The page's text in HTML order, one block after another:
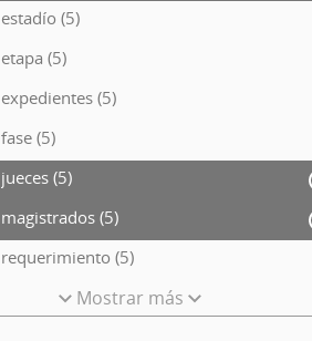
estadío (5)
etapa (5)
expedientes (5)
fase (5)
jueces (5)
magistrados (5)
requerimiento (5)
Mostrar más